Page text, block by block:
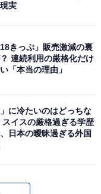
実
18きっぷ」販売激減の裏
連続利用の厳格化だけ
「本当の理由」
」に冷たいのはどっちな
スイスの厳格過ぎる学歴
日本の曖昧過ぎる外国